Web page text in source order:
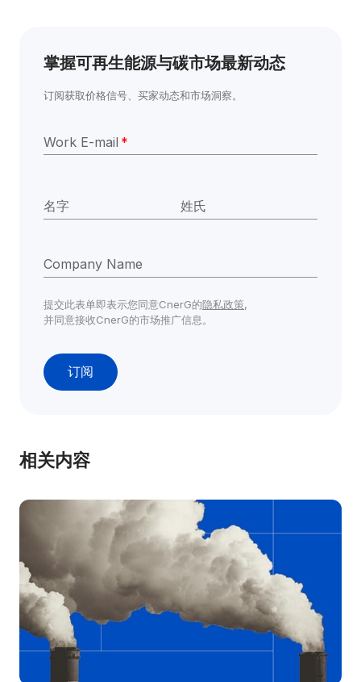
掌握可再生能源与碳市场最新动态
订阅获取价格信号、买家动态和市场洞察。
Work E-mail *
名字 姓氏
Company Name
提交此表单即表示您同意CnerG的隐私政策,
并同意接收CnerG的市场推广信息。
订阅
相关内容